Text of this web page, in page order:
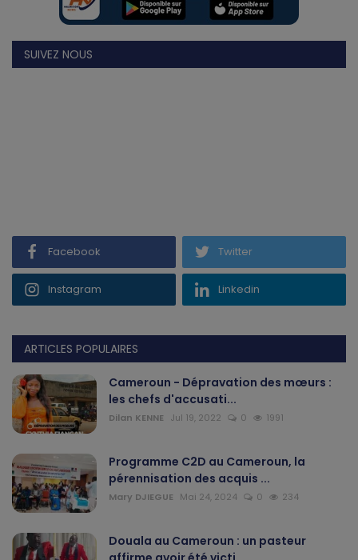
Chroniques
Nécrologie
SUIVEZ NOUS
Facebook Twitter
Instagram Linkedin
ARTICLES POPULAIRES
Cameroun - Dépravation des mœurs :
les chefs d'accusati...
Dilan KENNE Jul 19, 2022 0 1991
Programme C2D au Cameroun, la
pérennisation des acquis ...
Mary DJIEGUE Mai 24, 2024 0 234
Douala au Cameroun : un pasteur